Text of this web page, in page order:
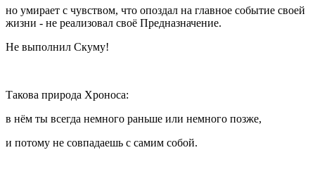
но умирает с чувством, что опоздал на главное событие своей
жизни - не реализовал своё Предназначение.
Не выполнил Скуму!
Такова природа Хроноса:
в нём ты всегда немного раньше или немного позже,
и потому не совпадаешь с самим собой.